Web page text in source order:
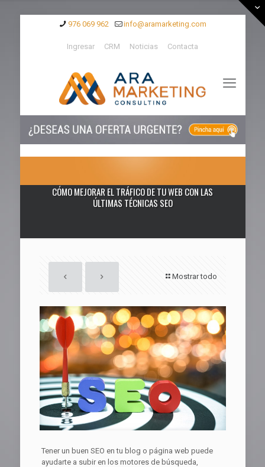
976 069 962 info@aramarketing.com
Ingresar CRM Noticias Contacta
CÓMO MEJORAR EL TRÁFICO DE TU WEB CON LAS
ÚLTIMAS TÉCNICAS SEO
Mostrar todo
Tener un buen SEO en tu blog o página web puede
ayudarte a subir en los motores de búsqueda,